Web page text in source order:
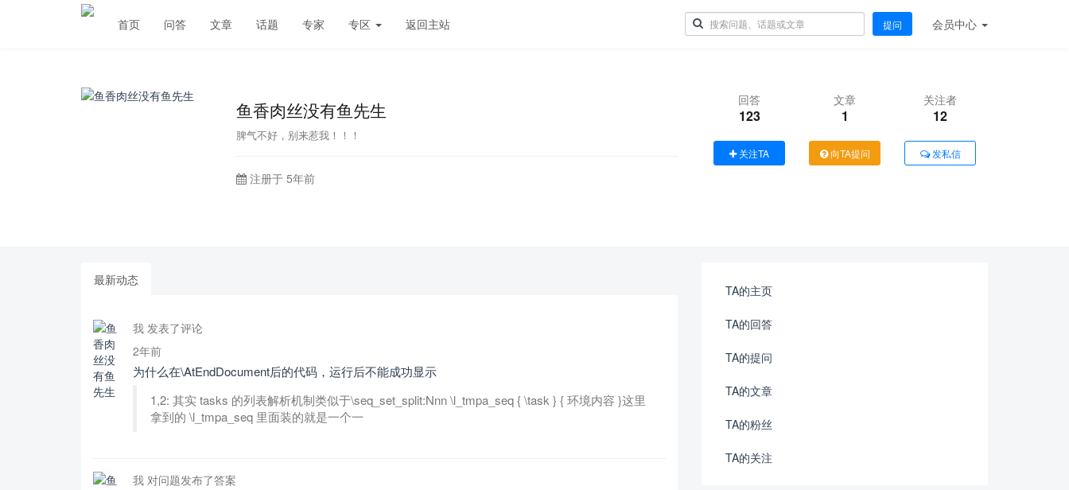
首页 问答 文章 话题 专家 专区 返回主站 提问 会员中心
鱼香肉丝没有鱼先生
脾气不好，别来惹我！！！
注册于 5年前
回答
123
文章
1
关注者
12
关注TA 向TA提问 发私信
最新动态
我 发表了评论
2年前
为什么在\AtEndDocument后的代码，运行后不能成功显示
1,2: 其实 tasks 的列表解析机制类似于\seq_set_split:Nnn \l_tmpa_seq { \task } { 环境内容 }这里
拿到的 \l_tmpa_seq 里面装的就是一个一
我 对问题发布了答案
TA的主页
TA的回答
TA的提问
TA的文章
TA的粉丝
TA的关注